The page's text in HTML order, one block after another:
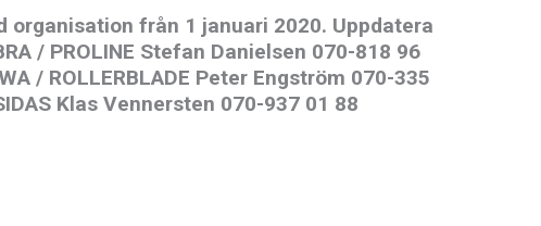
från 1 januari 2020. Uppdatera
/ PROLINE Stefan Danielsen 070-818 96
/ ROLLERBLADE Peter Engström 070-335
Klas Vennersten 070-937 01 88